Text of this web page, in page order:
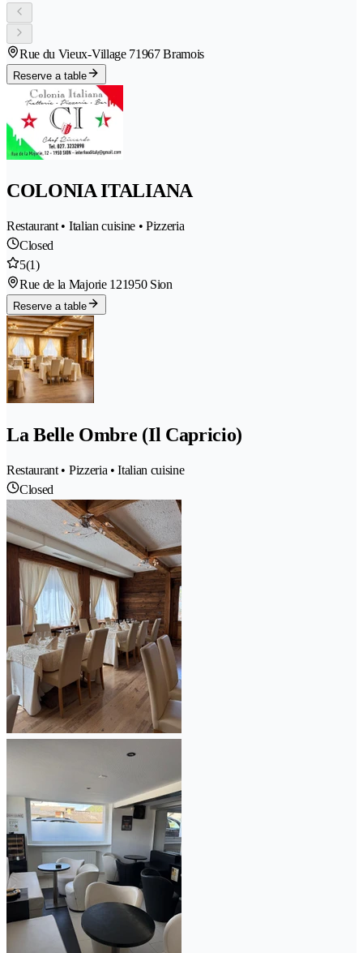
Rue du Vieux-Village 71967 Bramois
Reserve a table
COLONIA ITALIANA
Restaurant • Italian cuisine • Pizzeria
Closed
5(1)
Rue de la Majorie 121950 Sion
Reserve a table
La Belle Ombre (Il Capricio)
Restaurant • Pizzeria • Italian cuisine
Closed